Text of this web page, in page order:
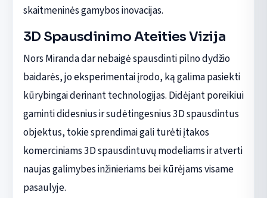
skaitmeninės gamybos inovacijas.
3D Spausdinimo Ateities Vizija
Nors Miranda dar nebaigė spausdinti pilno dydžio
baidarės, jo eksperimentai įrodo, ką galima pasiekti
kūrybingai derinant technologijas. Didėjant poreikiui
gaminti didesnius ir sudėtingesnius 3D spausdintus
objektus, tokie sprendimai gali turėti įtakos
komerciniams 3D spausdintuvų modeliams ir atverti
naujas galimybes inžinieriams bei kūrėjams visame
pasaulyje.